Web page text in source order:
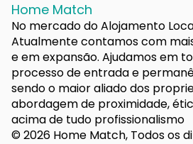
Home Match
No mercado do Alojamento
Atualmente contamos com
e em expansão. Ajudamos em
processo de entrada e
sendo o maior aliado dos
abordagem de proximidade,
acima de tudo profissionalismo
© 2026 Home Match, Todos os